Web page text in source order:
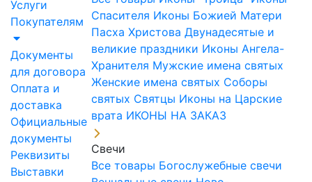
Услуги
Покупателям
Документы
для договора
Оплата и
доставка
Официальные
документы
Реквизиты
Выставки
Спасителя Иконы Божией Матери
Пасха Христова Двунадесятые и
великие праздники Иконы Ангела-
Хранителя Мужские имена святых
Женские имена святых Соборы
святых Святцы Иконы на Царские
врата ИКОНЫ НА ЗАКАЗ
Свечи
Все товары Богослужебные свечи